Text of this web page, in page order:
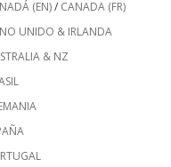
(EN)/ CANADA (FR)
UNIDO & IRLANDA
& NZ